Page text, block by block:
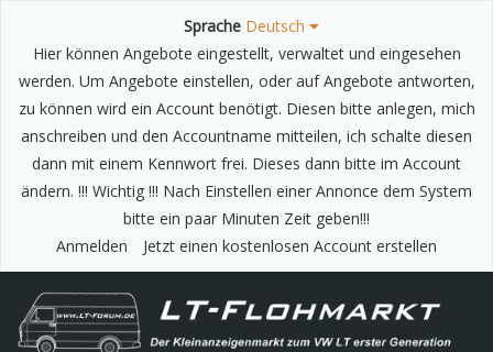
Sprache Deutsch
Hier können Angebote eingestellt, verwaltet und eingesehen
werden. Um Angebote einstellen, oder auf Angebote antworten,
zu können wird ein Account benötigt. Diesen bitte anlegen, mich
anschreiben und den Accountname mitteilen, ich schalte diesen
dann mit einem Kennwort frei. Dieses dann bitte im Account
ändern. !!! Wichtig !!! Nach Einstellen einer Annonce dem System
bitte ein paar Minuten Zeit geben!!!
Anmelden
Jetzt einen kostenlosen Account erstellen